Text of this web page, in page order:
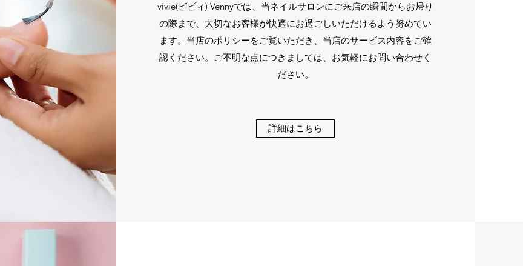
vivie(ビビィ) Vennyでは、当ネイルサロンにご来店の瞬間からお帰り
の際まで、大切なお客様が快適にお過ごしいただけるよう努めてい
ます。当店のポリシーをご覧いただき、当店のサービス内容をご確
認ください。ご不明な点につきましては、お気軽にお問い合わせく
ださい。
詳細はこちら